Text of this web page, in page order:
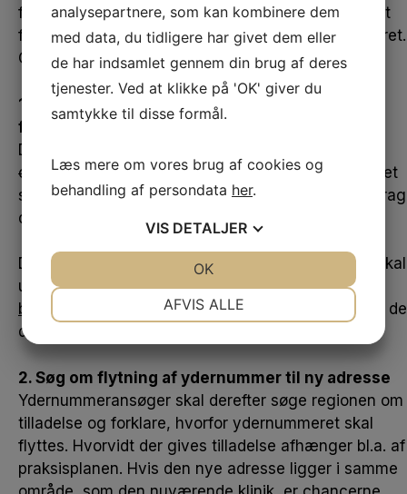
flytning af ydernummer. Derfor er det en god idé at
fortælle regionen, at I ønsker at flytte ydernummeret.
Overdragelsen skal derfor ske i to trin:
1. Overdrag dit ydernummer til en anden
fodterapeut
Du skal udfylde og underskrive
overdragelsesdokument. Overdragelsesdokumentet
sendes på mail til kollegaen, som skal have
dit ydernummer.
Den kollega, som du overdrager din kapacitet til
, skal
udfylde ettilmeldingsskema, samtykkeerklæring,
børneattest
. Overdragelsesdokumentet uploades i
digitale ansøgningsskema.
2. Søg om flytning af ydernummer til ny adresse
Ydernummeransøger skal derefter søge regionen om
tilladelse og forklare, hvorfor ydernummeret skal
flyttes. Hvorvidt der gives tilladelse afhænger bl.a. af
praksisplanen. Hvis den nye adresse ligger i samme
analysepartnere, som kan kombinere dem
med data, du tidligere har givet dem eller
de har indsamlet gennem din brug af deres
tjenester. Ved at klikke på 'OK' giver du
samtykke til disse formål.
Læs mere om vores brug af cookies og
behandling af persondata her.
VIS DETALJER
AFVIS ALLE
OK